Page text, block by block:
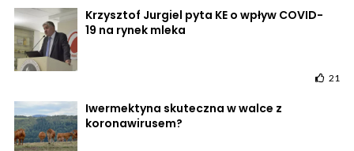
Krzysztof Jurgiel pyta KE o wpływ COVID-
19 na rynek mleka
21
Iwermektyna skuteczna w walce z
koronawirusem?